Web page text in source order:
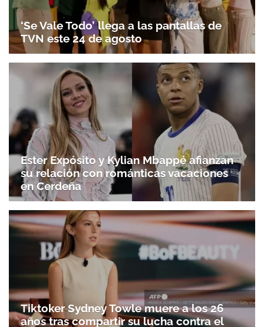
‘Se Vale Todo’ llega a las pantallas de
TVN este 24 de agosto
Ester Expósito y Kylian Mbappé afianzan
su relación con románticas vacaciones
en Cerdeña
Tiktoker Sydney Towle muere a los 26
años tras compartir su lucha contra el